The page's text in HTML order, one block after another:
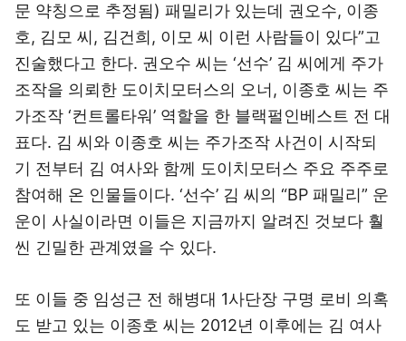
문 약칭으로 추정됨) 패밀리가 있는데 권오수, 이종
호, 김모 씨, 김건희, 이모 씨 이런 사람들이 있다”고
진술했다고 한다. 권오수 씨는 ‘선수’ 김 씨에게 주가
조작을 의뢰한 도이치모터스의 오너, 이종호 씨는 주
가조작 ‘컨트롤타워’ 역할을 한 블랙펄인베스트 전 대
표다. 김 씨와 이종호 씨는 주가조작 사건이 시작되
기 전부터 김 여사와 함께 도이치모터스 주요 주주로
참여해 온 인물들이다. ‘선수’ 김 씨의 “BP 패밀리” 운
운이 사실이라면 이들은 지금까지 알려진 것보다 훨
씬 긴밀한 관계였을 수 있다.
또 이들 중 임성근 전 해병대 1사단장 구명 로비 의혹
도 받고 있는 이종호 씨는 2012년 이후에는 김 여사